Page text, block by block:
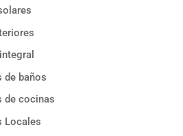
de baños
de cocinas
Locales